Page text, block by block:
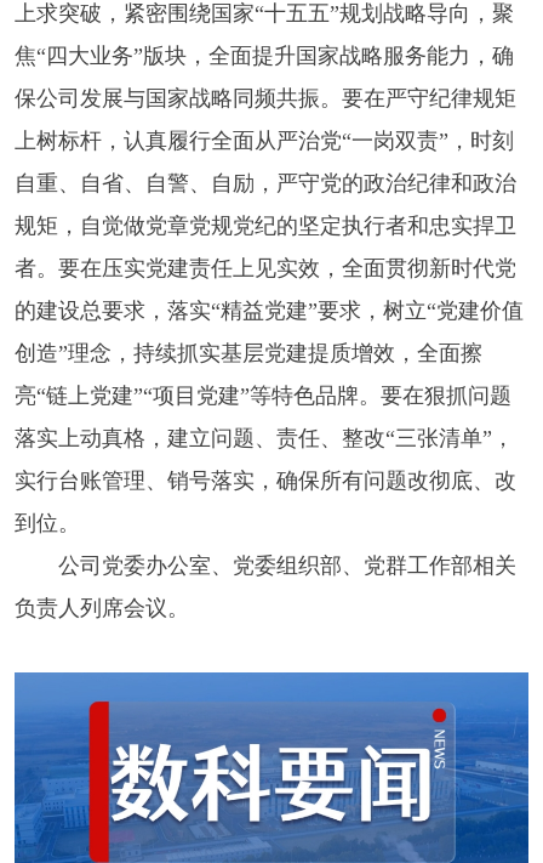
上求突破，紧密围绕国家“十五五”规划战略导向，聚
焦“四大业务”版块，全面提升国家战略服务能力，确
保公司发展与国家战略同频共振。要在严守纪律规矩
上树标杆，认真履行全面从严治党“一岗双责”，时刻
自重、自省、自警、自励，严守党的政治纪律和政治
规矩，自觉做党章党规党纪的坚定执行者和忠实捍卫
者。要在压实党建责任上见实效，全面贯彻新时代党
的建设总要求，落实“精益党建”要求，树立“党建价值
创造”理念，持续抓实基层党建提质增效，全面擦
亮“链上党建”“项目党建”等特色品牌。要在狠抓问题
落实上动真格，建立问题、责任、整改“三张清单”，
实行台账管理、销号落实，确保所有问题改彻底、改
到位。
公司党委办公室、党委组织部、党群工作部相关
负责人列席会议。